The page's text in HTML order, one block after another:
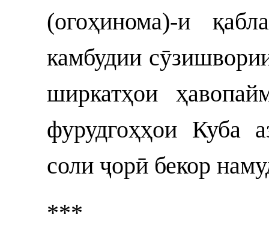
(огоҳинома)-и
камбудии
ширкатҳои
фурудгоҳҳои Куба
соли ҷорӣ бекор
***